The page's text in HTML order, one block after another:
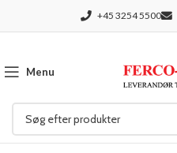
+45 3254 5500
Menu